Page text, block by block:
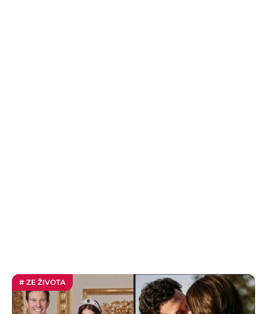
# ZE ŽIVOTA